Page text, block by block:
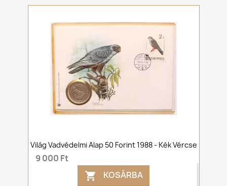
Világ Vadvédelmi Alap 50 Forint 1988 - Kék Vércse
9 000 Ft
 KOSÁRBA